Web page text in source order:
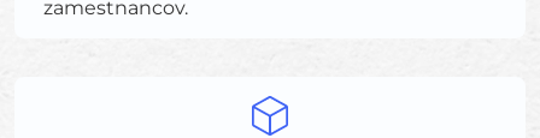
zamestnancov.